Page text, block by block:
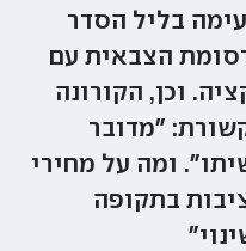
בליל הסדר
הצבאית עם
וכן, הקורונה
"מדובר
ומה על מחירי
בתקופה